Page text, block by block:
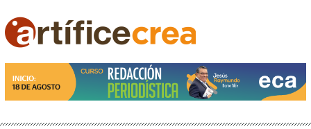
contenido
Artificecrea
Blog de Artífice Comunicadores, elaboramos contenidos periodísticos y editoriales en
diversos formatos, capacitamos en temas de comunicación y educación.